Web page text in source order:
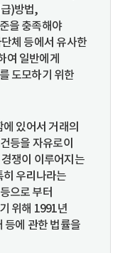
)방법,
을 충족해야
체 등에서 유사한
여 일반에게
도모하기 위한
있어서 거래의
등을 자유로이
쟁이 이루어지는
히 우리나라는
으로 부터
위해 1991년
등에 관한 법률을